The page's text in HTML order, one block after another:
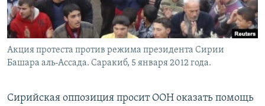
Акция протеста против режима президента Сирии
Башара аль-Ассада. Саракиб, 5 января 2012 года.
Сирийская оппозиция просит ООН оказать помощь